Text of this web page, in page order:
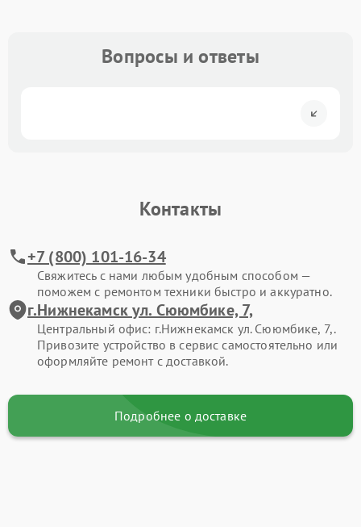
Вопросы и ответы
Контакты
+7 (800) 101-16-34
Свяжитесь с нами любым удобным способом —
поможем с ремонтом техники быстро и аккуратно.
г.Нижнекамск ул. Сююмбике, 7,
Центральный офис: г.Нижнекамск ул. Сююмбике, 7,.
Привозите устройство в сервис самостоятельно или
оформляйте ремонт с доставкой.
Подробнее о доставке